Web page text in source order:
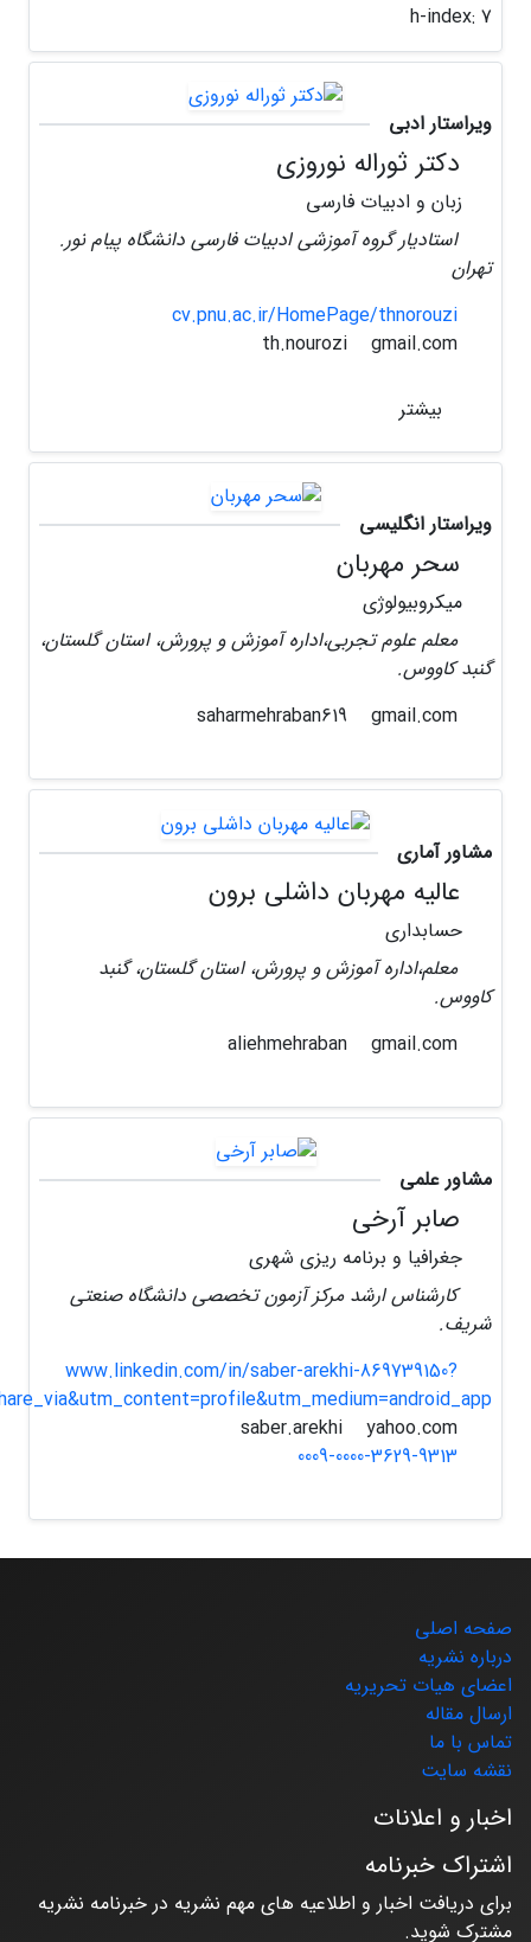
h-index: 7
ویراستار ادبی
دکتر ثوراله نوروزی
زبان و ادبیات فارسی
استادیار گروه آموزشی ادبیات فارسی دانشگاه پیام نور.
تهران
cv.pnu.ac.ir/HomePage/thnorouzi
gmail.com
بیشتر
ویراستار انگلیسی
سحر مهربان
میکروبیولوژی
معلم علوم تجربی،اداره آموزش و پرورش، استان گلستان،
گنبد کاووس.
gmail.com
مشاور آماری
عالیه مهربان داشلی برون
حسابداری
معلم،اداره آموزش و پرورش، استان گلستان، گنبد
کاووس.
gmail.com
مشاور علمی
صابر آرخی
جغرافیا و برنامه ریزی شهری
کارشناس ارشد مرکز آزمون تخصصی دانشگاه صنعتی
شریف.
www.linkedin.com/in/saber-arekhi-869739150?
yahoo.com
0009-0000-3629-9313
صفحه اصلی
درباره نشریه
اعضای هیات تحریریه
ارسال مقاله
تماس با ما
نقشه سایت
اخبار و اعلانات
اشتراک خبرنامه
برای دریافت اخبار و اطلاعیه های مهم نشریه در خبرنامه نشریه
مشترک شوید.